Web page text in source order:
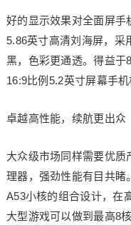
好的显示效果对全面屏手
5.86英寸高清刘海屏，采
黑，色彩更通透。得益于
16:9比例5.2英寸屏幕手
卓越高性能，续航更出众
大众级市场同样需要优质
理器，强劲性能有目共睹
A53小核的组合设计，在
大型游戏可以做到最高8